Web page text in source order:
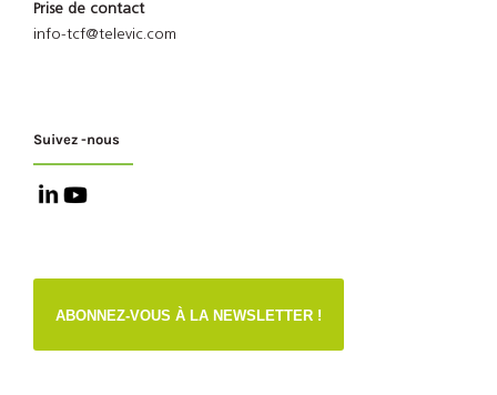
Prise de contact
info-tcf@televic.com
Suivez -nous
ABONNEZ-VOUS À LA NEWSLETTER !